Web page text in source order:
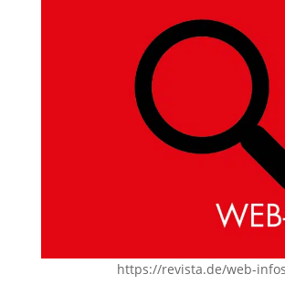
https://revista.de/web-